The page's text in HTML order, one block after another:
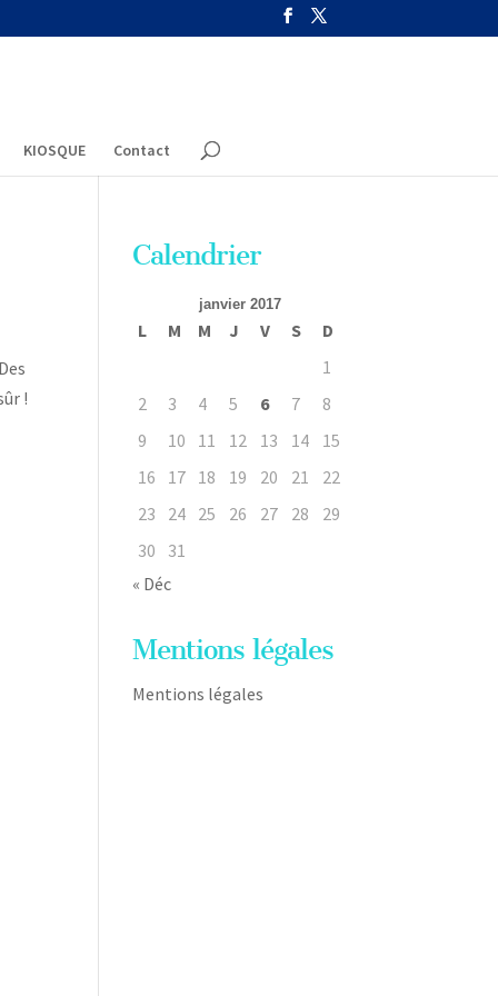
KIOSQUE Contact
!
Calendrier
janvier 2017
L M M J V S
D
1
2
3 4 5 6 7
8
9
10 11 12 13 14
15
16
17 18 19 20 21
22
23
24 25 26 27 28
29
30
31
« Déc
Mentions légales
Mentions légales